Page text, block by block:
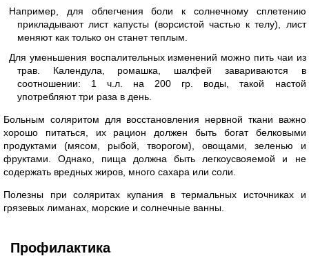
Например, для облегчения боли к солнечному сплетению
прикладывают лист капусты (ворсистой частью к телу), лист
меняют как только он станет теплым.
Для уменьшения воспалительных изменений можно пить чаи из
трав. Календула, ромашка, шалфей завариваются в
соотношении: 1 ч.л. на 200 гр. воды, такой настой
употребляют три раза в день.
Больным соляритом для восстановления нервной ткани важно
хорошо питаться, их рацион должен быть богат белковыми
продуктами (мясом, рыбой, творогом), овощами, зеленью и
фруктами. Однако, пища должна быть легкоусвояемой и не
содержать вредных жиров, много сахара или соли.
Полезны при соляритах купания в термальных источниках и
грязевых лиманах, морские и солнечные ванны.
Профилактика